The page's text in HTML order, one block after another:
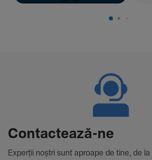
Contac­tează-ne
Experții noștri sunt aproape de tine, de